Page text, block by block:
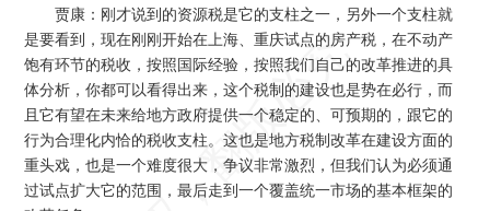
贾康： 刚才说到的资源税是它的支柱之一，另外一个支柱就
是要看到，现在刚刚开始在上海、重庆试点的房产税，在不动产
饱有环节的税收，按照国际经验，按照我们自己的改革推进的具
体分析，你都可以看得出来，这个税制的建设也是势在必行，而
且它有望在未来给地方政府提供一个稳定的、可预期的，跟它的
行为合理化内恰的税收支柱。这也是地方税制改革在建设方面的
重头戏，也是一个难度很大，争议非常激烈，但我们认为必须通
过试点扩大它的范围，最后走到一个覆盖统一市场的基本框架的